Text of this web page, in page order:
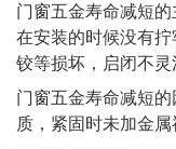
门窗五金寿命减短的
在安装的时候没有
铰等损坏，启闭不灵
门窗五金寿命减短
质，紧固时未加金属